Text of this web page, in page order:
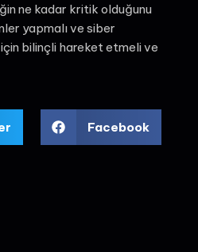
ne kadar kritik olduğunu
yapmalı ve siber
bilinçli hareket etmeli ve
Facebook